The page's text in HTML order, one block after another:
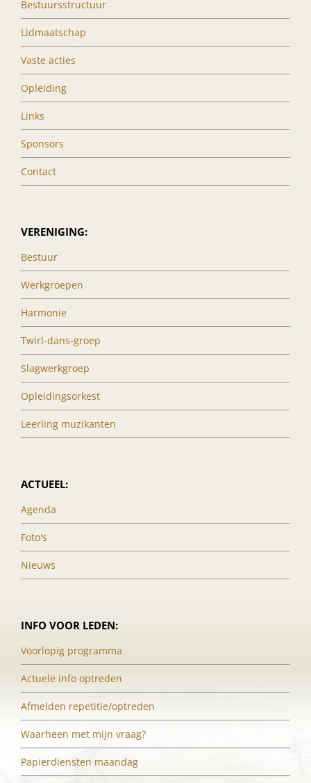
Bestuursstructuur
Lidmaatschap
Vaste acties
Opleiding
Links
Sponsors
Contact
VERENIGING:
Bestuur
Werkgroepen
Harmonie
Twirl-dans-groep
Slagwerkgroep
Opleidingsorkest
Leerling muzikanten
ACTUEEL:
Agenda
Foto's
Nieuws
INFO VOOR LEDEN:
Voorlopig programma
Actuele info optreden
Afmelden repetitie/optreden
Waarheen met mijn vraag?
Papierdiensten maandag